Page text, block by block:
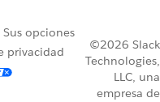
Sus opciones
privacidad
©2026 Slack
Technologies,
LLC, una
empresa de